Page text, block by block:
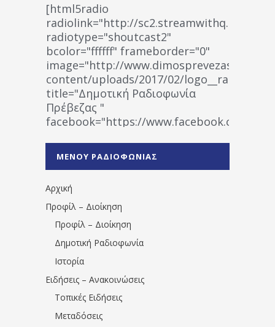
[html5radio
radiolink="http://
radiotype="shoutcast2"
bcolor="ffffff" frameborder="0"
image="http://www.dimosprevezas.gr/wp-
content/uploads/2017/02/
title="Δημοτική Ραδιοφωνία
Πρέβεζας "
facebook="https://www.facebook.com/
1531194763766854/" artist="" ]
ΜΕΝΟΥ ΡΑΔΙΟΦΩΝΙΑΣ
Αρχική
Προφίλ – Διοίκηση
Προφίλ – Διοίκηση
Δημοτική Ραδιοφωνία
Ιστορία
Ειδήσεις – Ανακοινώσεις
Τοπικές Ειδήσεις
Μεταδόσεις